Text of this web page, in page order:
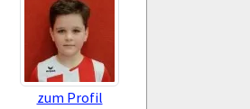
zum Profil